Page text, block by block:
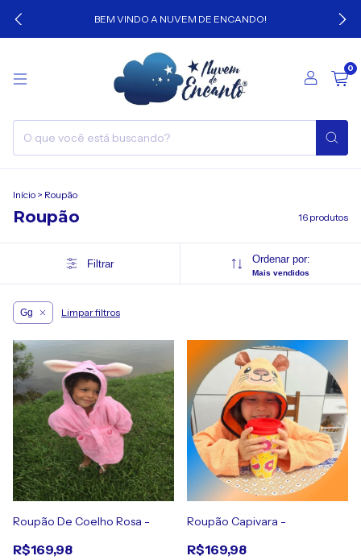
BEM VINDO A NUVEM DE ENCANDO!
0
Início > Roupão
Roupão 16 produtos
Filtrar Ordenar por:
Mais vendidos
Gg Limpar filtros
Roupão De Coelho Rosa -
R$169,98
Roupão Capivara -
R$169,98